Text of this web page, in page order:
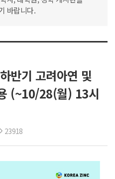
바랍니다.
반기 고려아연 및
(~10/28(월) 13시
23918